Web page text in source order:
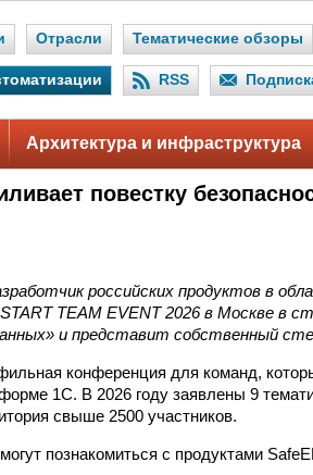
Отрасли Тематические обзоры
RSS
Архитектура и инфраструктура
повестку
российских продуктов в
TEAM EVENT 2026 в Москве в
и представит собственный
конференция для команд,
1С. В 2026 году заявлены 9
свыше 2500 участников.
познакомиться с продуктами